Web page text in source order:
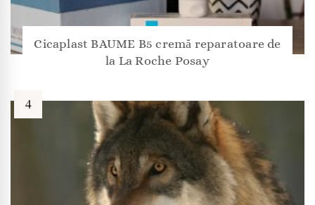
Cicaplast BAUME B5 cremă reparatoare de
la La Roche Posay